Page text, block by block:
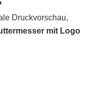
Druckvorschau,
mit Logo